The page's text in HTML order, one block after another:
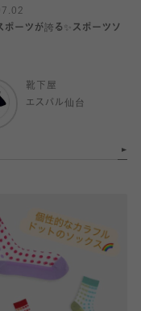
ポーツが誇る✨スポーツソ
靴下屋
エスパル仙台